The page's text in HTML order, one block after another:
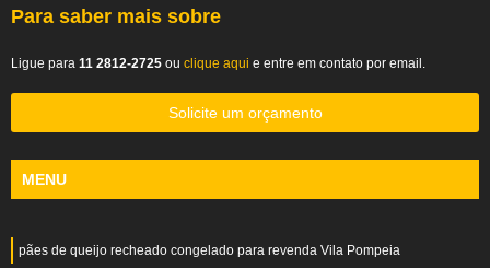
Para saber mais sobre
Ligue para 11 2812-2725 ou clique aqui e entre em contato por email.
Solicite um orçamento
MENU
pães de queijo recheado congelado para revenda Vila Pompeia